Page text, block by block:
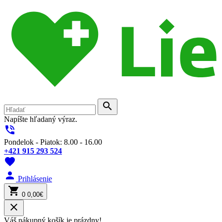
search
Napíšte hľadaný výraz.
phone_in_talk
Pondelok - Piatok: 8.00 - 16.00
+421 915 293 524
favorite
person Prihlásenie
shopping_cart 0 0,00€
close
Váš nákupný košík je prázdny!